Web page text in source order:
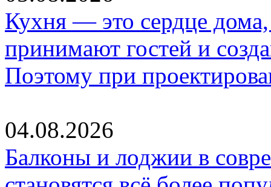
Кухня — это сердце дома,
принимают гостей и
Поэтому при
04.08.2026
Балконы и лоджии в